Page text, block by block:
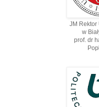
JM Rektor
w
prof. dr